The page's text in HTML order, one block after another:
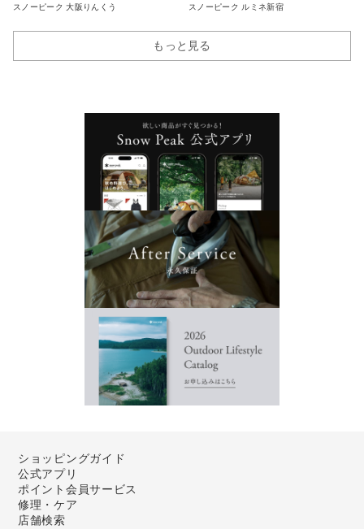
スノーピーク 大阪りんくう
スノーピーク ルミネ新宿
もっと見る
ショッピングガイド
公式アプリ
ポイント会員サービス
修理・ケア
店舗検索